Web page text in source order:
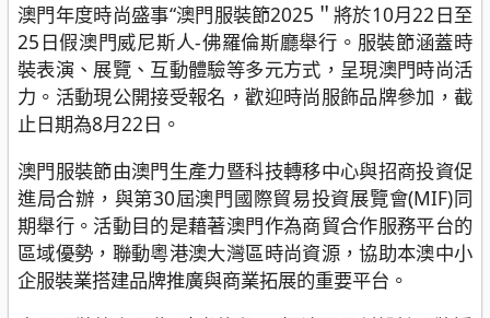
澳門年度時尚盛事“澳門服裝節2025＂將於10月22日至
25日假澳門威尼斯人-佛羅倫斯廳舉行。服裝節涵蓋時
裝表演、展覽、互動體驗等多元方式，呈現澳門時尚活
力。活動現公開接受報名，歡迎時尚服飾品牌參加，截
止日期為8月22日。
澳門服裝節由澳門生產力暨科技轉移中心與招商投資促
進局合辦，與第30屆澳門國際貿易投資展覽會(MIF)同
期舉行。活動目的是藉著澳門作為商貿合作服務平台的
區域優勢，聯動粵港澳大灣區時尚資源，協助本澳中小
企服裝業搭建品牌推廣與商業拓展的重要平台。